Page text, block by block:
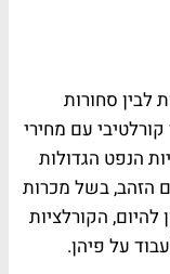
לבין סחורות
עם מחירי
הנפט הגדולות
הזהב, בשל מכרות
להיום, הקורלציות
על פיהן.